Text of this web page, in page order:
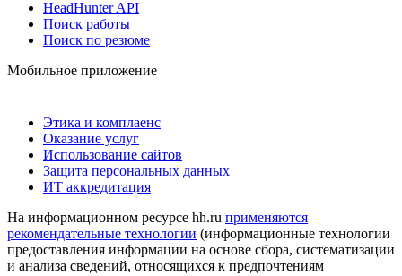
HeadHunter API
Поиск работы
Поиск по резюме
Мобильное приложение
Этика и комплаенс
Оказание услуг
Использование сайтов
Защита персональных данных
ИТ аккредитация
На информационном ресурсе hh.ru применяются
рекомендательные технологии (информационные технологии
предоставления информации на основе сбора, систематизации
и анализа сведений, относящихся к предпочтениям